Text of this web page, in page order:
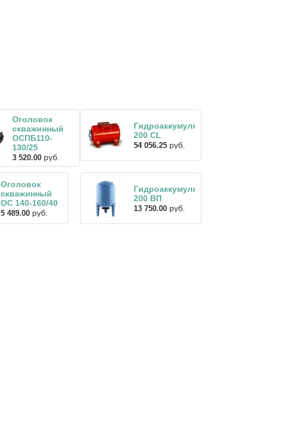
Оголовок
скважинный
ОСПБ110-
130/25
3 520.00 руб.
Гидроаккумулятор
200 CL
54 056.25 руб.
Оголовок
скважинный
ОС 140-160/40
5 489.00 руб.
Гидроаккумулятор
200 ВП
13 750.00 руб.